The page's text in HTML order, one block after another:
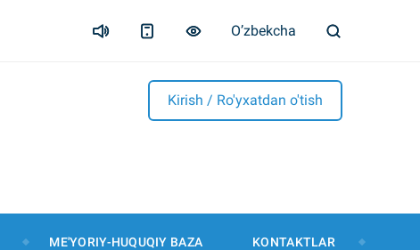
O’zbekcha
Kirish / Ro'yxatdan o'tish
ME'YORIY-HUQUQIY BAZA KONTAKTLAR